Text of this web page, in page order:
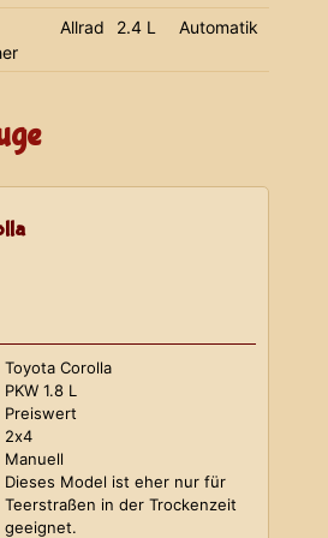
Allrad 2.4 L Automatik
Toyota Corolla
PKW 1.8 L
Preiswert
2x4
Manuell
Dieses Model ist eher nur für
Teerstraßen in der Trockenzeit
geeignet.